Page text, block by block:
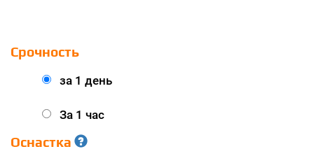
Срочность
за 1 день
За 1 час
Оснастка